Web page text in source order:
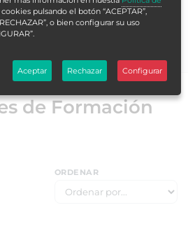
de Formación
ORDENAR
pulsando el botón “ACEPTAR”,
o bien configurar su uso
Aceptar Rechazar Configurar